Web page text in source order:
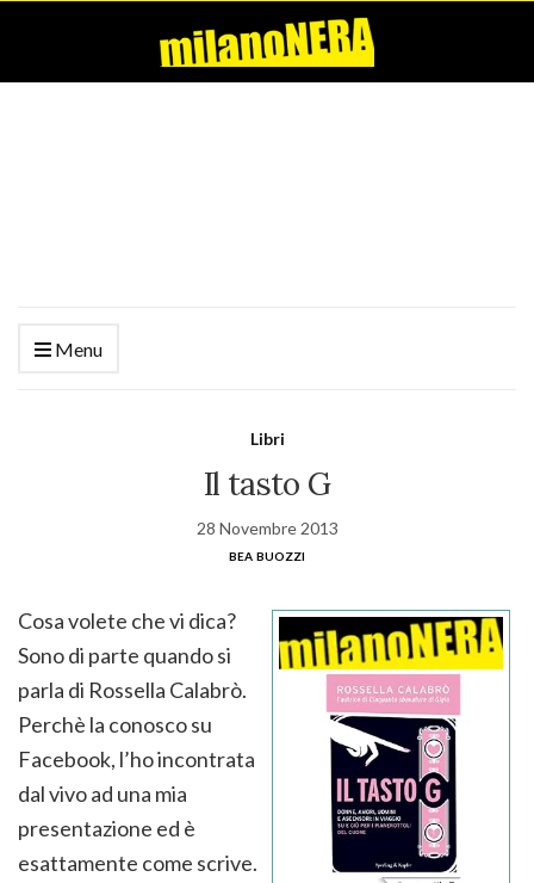
Menu
Libri
Il tasto G
28 Novembre 2013
bea buozzi
Cosa volete che vi dica?
Sono di parte quando si
parla di Rossella Calabrò.
Perchè la conosco su
Facebook, l’ho incontrata
dal vivo ad una mia
presentazione ed è
esattamente come scrive.